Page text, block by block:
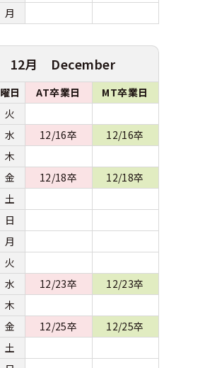
月
12月 December
曜日 AT卒業日
MT卒業日
火
水 12/16卒
12/16卒
木
金 12/18卒
12/18卒
土
日
月
火
水 12/23卒
12/23卒
木
金 12/25卒
12/25卒
土